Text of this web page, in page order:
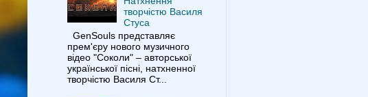
творчістю Василя
Стуса
GenSouls представляє
прем'єру нового музичного
відео "Соколи" – авторської
української пісні, натхненної
творчістю Василя Ст...